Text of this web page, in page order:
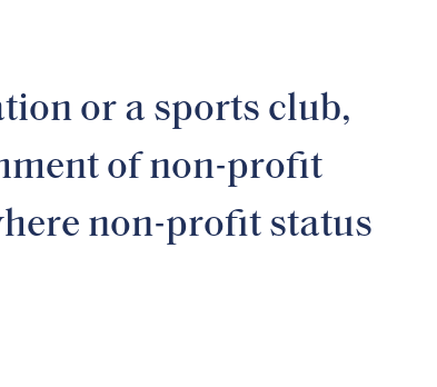
or a sports club,
of non-profit
non-profit status